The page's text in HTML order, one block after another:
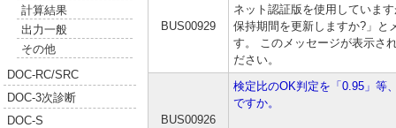
計算結果
出力一般
その他
DOC-RC/SRC
DOC-3次診断
DOC-S
BUS00929
ネット認証版を使用していま
保持期間を更新しますか?」と
す。 このメッセージが表示さ
ださい。
BUS00926
検定比のOK判定を「0.95」等
ですか。